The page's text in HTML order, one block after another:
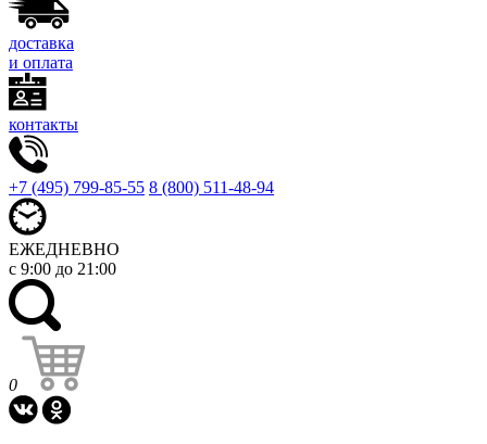
доставка
и оплата
контакты
+7 (495) 799-85-55 8 (800) 511-48-94
ЕЖЕДНЕВНО
с 9:00 до 21:00
0